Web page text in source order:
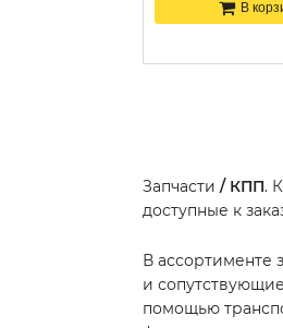
В
Запчасти / КПП.
доступные к
В ассортименте
и
помощью